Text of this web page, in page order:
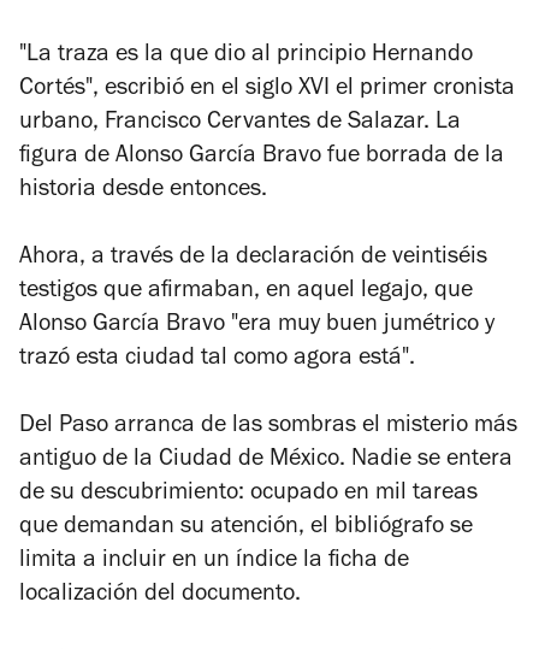
"La traza es la que dio al principio Hernando
Cortés", escribió en el siglo XVI el primer cronista
urbano, Francisco Cervantes de Salazar. La
figura de Alonso García Bravo fue borrada de la
historia desde entonces.
Ahora, a través de la declaración de veintiséis
testigos que afirmaban, en aquel legajo, que
Alonso García Bravo "era muy buen jumétrico y
trazó esta ciudad tal como agora está".
Del Paso arranca de las sombras el misterio más
antiguo de la Ciudad de México. Nadie se entera
de su descubrimiento: ocupado en mil tareas
que demandan su atención, el bibliógrafo se
limita a incluir en un índice la ficha de
localización del documento.